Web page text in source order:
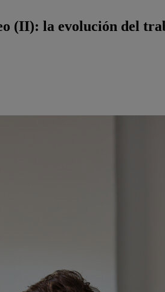
(II): la evolución del